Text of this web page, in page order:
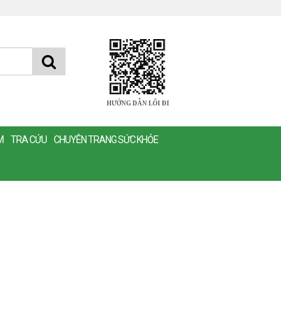
HƯỚNG DẪN LỐI ĐI
TRA CỨU CHUYÊN TRANG SỨC KHỎE